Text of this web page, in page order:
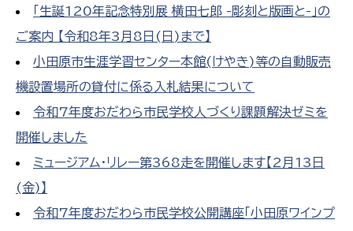
「生誕120年記念特別展 横田七郎 -彫刻と版画と-」の
ご案内 【令和8年3月8日(日)まで】
小田原市生涯学習センター本館(けやき)等の自動販売
機設置場所の貸付に係る入札結果について
令和7年度おだわら市民学校人づくり課題解決ゼミを
開催しました
ミュージアム・リレー第368走を開催します【2月13日
(金)】
令和7年度おだわら市民学校公開講座「小田原ワインプ